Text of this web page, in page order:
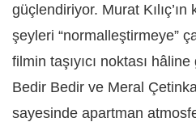
güçlendiriyor. Murat
şeyleri “normalleştirmeye”
filmin taşıyıcı noktası
Bedir Bedir ve Meral
sayesinde apartman